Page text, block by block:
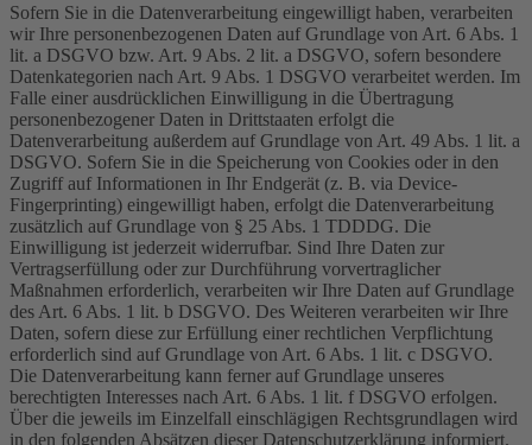
Sofern Sie in die Datenverarbeitung eingewilligt haben, verarbeiten
wir Ihre personenbezogenen Daten auf Grundlage von Art. 6 Abs. 1
lit. a DSGVO bzw. Art. 9 Abs. 2 lit. a DSGVO, sofern besondere
Datenkategorien nach Art. 9 Abs. 1 DSGVO verarbeitet werden. Im
Falle einer ausdrücklichen Einwilligung in die Übertragung
personenbezogener Daten in Drittstaaten erfolgt die
Datenverarbeitung außerdem auf Grundlage von Art. 49 Abs. 1 lit. a
DSGVO. Sofern Sie in die Speicherung von Cookies oder in den
Zugriff auf Informationen in Ihr Endgerät (z. B. via Device-
Fingerprinting) eingewilligt haben, erfolgt die Datenverarbeitung
zusätzlich auf Grundlage von § 25 Abs. 1 TDDDG. Die
Einwilligung ist jederzeit widerrufbar. Sind Ihre Daten zur
Vertragserfüllung oder zur Durchführung vorvertraglicher
Maßnahmen erforderlich, verarbeiten wir Ihre Daten auf Grundlage
des Art. 6 Abs. 1 lit. b DSGVO. Des Weiteren verarbeiten wir Ihre
Daten, sofern diese zur Erfüllung einer rechtlichen Verpflichtung
erforderlich sind auf Grundlage von Art. 6 Abs. 1 lit. c DSGVO.
Die Datenverarbeitung kann ferner auf Grundlage unseres
berechtigten Interesses nach Art. 6 Abs. 1 lit. f DSGVO erfolgen.
Über die jeweils im Einzelfall einschlägigen Rechtsgrundlagen wird
in den folgenden Absätzen dieser Datenschutzerklärung informiert.